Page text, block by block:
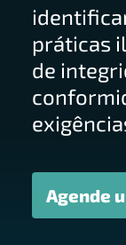
práticas
de
Agende